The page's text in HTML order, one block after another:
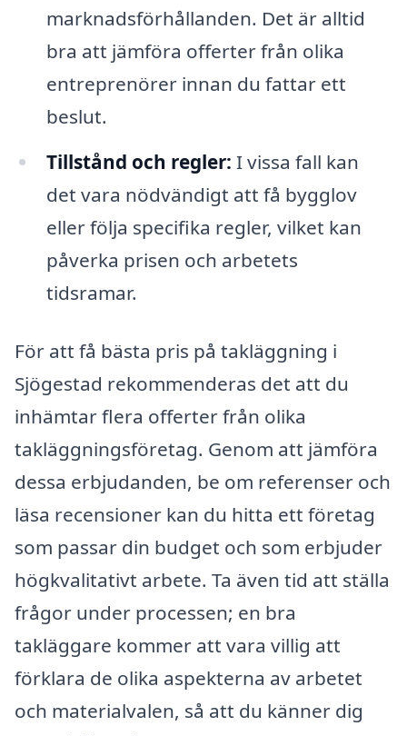
marknadsförhållanden. Det är alltid
bra att jämföra offerter från olika
entreprenörer innan du fattar ett
beslut.
Tillstånd och regler: I vissa fall kan
det vara nödvändigt att få bygglov
eller följa specifika regler, vilket kan
påverka prisen och arbetets
tidsramar.
För att få bästa pris på takläggning i
Sjögestad rekommenderas det att du
inhämtar flera offerter från olika
takläggningsföretag. Genom att jämföra
dessa erbjudanden, be om referenser och
läsa recensioner kan du hitta ett företag
som passar din budget och som erbjuder
högkvalitativt arbete. Ta även tid att ställa
frågor under processen; en bra
takläggare kommer att vara villig att
förklara de olika aspekterna av arbetet
och materialvalen, så att du känner dig